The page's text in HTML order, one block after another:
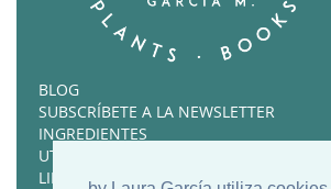
BLOG
SUBSCRÍBETE A LA NEWSLETTER
INGREDIENTES
UTENSILIOS FAVORITOS
LIBROS RECOMENDADOS